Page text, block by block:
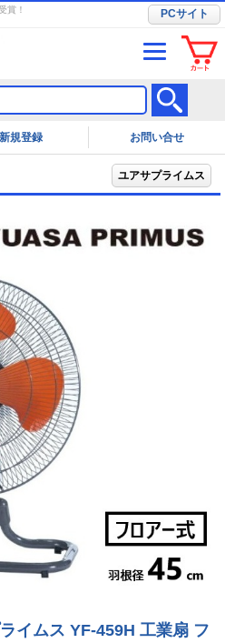
賞！
PCサイト
お問い合せ
ユアサプライムス
イムス YF-459H 工業扇 フ